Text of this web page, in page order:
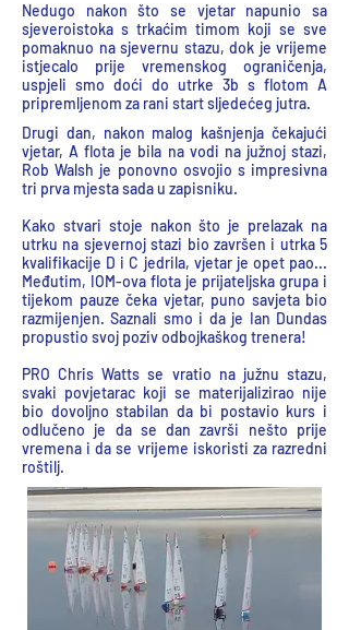
Nedugo nakon što se vjetar napunio sa
sjeveroistoka s trkaćim timom koji se sve
pomaknuo na sjevernu stazu, dok je vrijeme
istjecalo prije vremenskog ograničenja,
uspjeli smo doći do utrke 3b s flotom A
pripremljenom za rani start sljedećeg jutra.
Drugi dan, nakon malog kašnjenja čekajući
vjetar, A flota je bila na vodi na južnoj stazi,
Rob Walsh je ponovno osvojio s impresivna
tri prva mjesta sada u zapisniku.
Kako stvari stoje nakon što je prelazak na
utrku na sjevernoj stazi bio završen i utrka 5
kvalifikacije D i C jedrila, vjetar je opet pao...
Međutim, IOM-ova flota je prijateljska grupa i
tijekom pauze čeka vjetar, puno savjeta bio
razmijenjen. Saznali smo i da je Ian Dundas
propustio svoj poziv odbojkaškog trenera!
PRO Chris Watts se vratio na južnu stazu,
svaki povjetarac koji se materijalizirao nije
bio dovoljno stabilan da bi postavio kurs i
odlučeno je da se dan završi nešto prije
vremena i da se vrijeme iskoristi za razredni
roštilj.